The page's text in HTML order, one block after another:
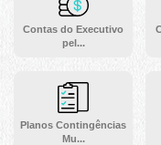
Contas do Executivo
pel...
Planos Contingências
Mu...